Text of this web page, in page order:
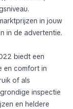
in jouw
in de advertentie.
biedt een
en comfort in
of als
inspectie
en heldere